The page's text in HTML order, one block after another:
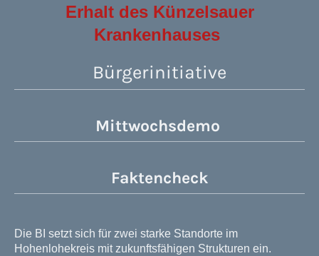
Erhalt des Künzelsauer
Krankenhauses
Bürgerinitiative
Mittwochsdemo
Faktencheck
Die BI setzt sich für zwei starke Standorte im
Hohenlohekreis mit zukunftsfähigen Strukturen ein.